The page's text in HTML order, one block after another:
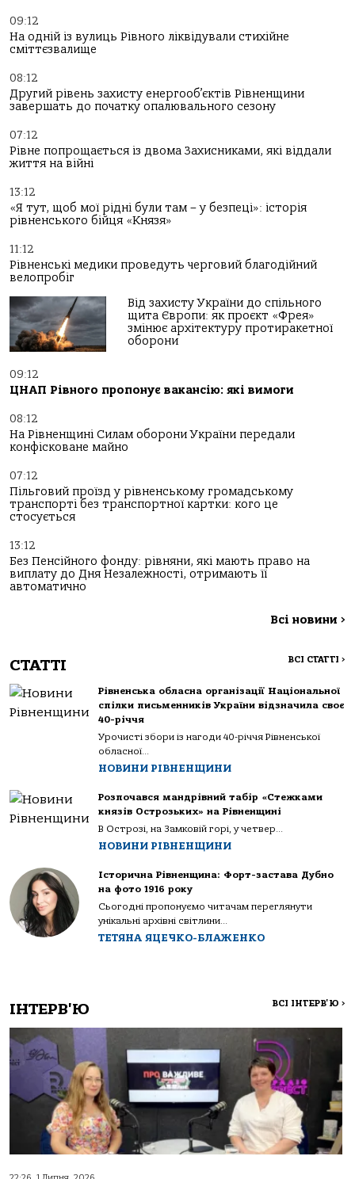
09:12
На одній із вулиць Рівного ліквідували стихійне
сміттєзвалище
08:12
Другий рівень захисту енергооб’єктів Рівненщини
завершать до початку опалювального сезону
07:12
Рівне попрощається із двома Захисниками, які віддали
життя на війні
13:12
«Я тут, щоб мої рідні були там – у безпеці»: історія
рівненського бійця «Князя»
11:12
Рівненські медики проведуть черговий благодійний
велопробіг
Від захисту України до спільного
щита Європи: як проєкт «Фрея»
змінює архітектуру протиракетної
оборони
09:12
ЦНАП Рівного пропонує вакансію: які вимоги
08:12
На Рівненщині Силам оборони України передали
конфісковане майно
07:12
Пільговий проїзд у рівненському громадському
транспорті без транспортної картки: кого це
стосується
13:12
Без Пенсійного фонду: рівняни, які мають право на
виплату до Дня Незалежності, отримають її
автоматично
Всі новини >
СТАТТІ ВСІ СТАТТІ >
Рівненська обласна організації Національної
спілки письменників України відзначила своє
40-річчя
Урочисті збори із нагоди 40-річчя Рівненської
обласної...
НОВИНИ РІВНЕНЩИНИ
Розпочався мандрівний табір «Стежками
князів Острозьких» на Рівненщині
В Острозі, на Замковій горі, у четвер...
НОВИНИ РІВНЕНЩИНИ
Історична Рівненщина: Форт-застава Дубно
на фото 1916 року
Сьогодні пропонуємо читачам переглянути
унікальні архівні світлини...
ТЕТЯНА ЯЦЕЧКО-БЛАЖЕНКО
ІНТЕРВ'Ю ВСІ ІНТЕРВ'Ю >